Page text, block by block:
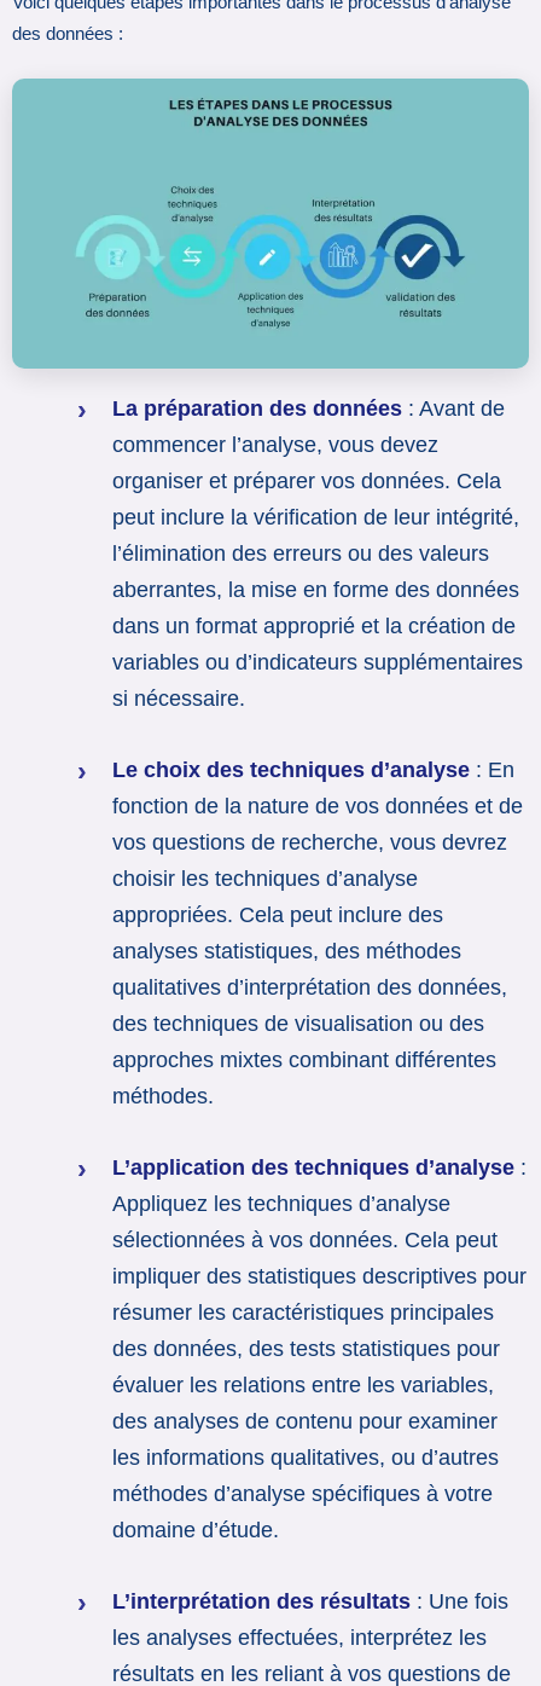
des données :
La préparation des données: Avant de
commencer l’analyse, vous devez
organiser et préparer vos données. Cela
peut inclure la vérification de leur intégrité,
l’élimination des erreurs ou des valeurs
aberrantes, la mise en forme des données
dans un format approprié et la création de
variables ou d’indicateurs supplémentaires
si nécessaire.
Le choix des techniques d’analyse: En
fonction de la nature de vos données et de
vos questions de recherche, vous devrez
choisir les techniques d’analyse
appropriées. Cela peut inclure des
analyses statistiques, des méthodes
qualitatives d’interprétation des données,
des techniques de visualisation ou des
approches mixtes combinant différentes
méthodes.
L’application des techniques d’analyse :
Appliquez les techniques d’analyse
sélectionnées à vos données. Cela peut
impliquer des statistiques descriptives pour
résumer les caractéristiques principales
des données, des tests statistiques pour
évaluer les relations entre les variables,
des analyses de contenu pour examiner
les informations qualitatives, ou d’autres
méthodes d’analyse spécifiques à votre
domaine d’étude.
L’interprétation des résultats: Une fois
les analyses effectuées, interprétez les
résultats en les reliant à vos questions de